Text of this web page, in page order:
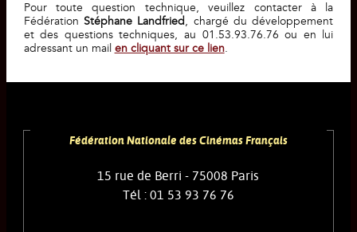
Pour toute question technique, veuillez contacter à la
Fédération Stéphane Landfried, chargé du développement
et des questions techniques, au 01.53.93.76.76 ou en lui
adressant un mail en cliquant sur ce lien.
Fédération Nationale des Cinémas Français
15 rue de Berri - 75008 Paris
Tél : 01 53 93 76 76